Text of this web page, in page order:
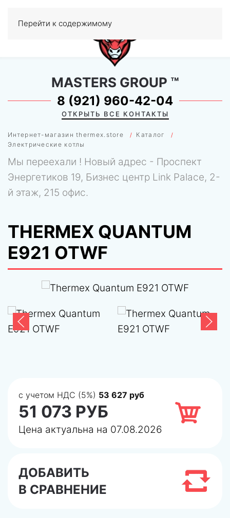
Перейти к содержимому
0
Интернет-магазин thermex.store
Каталог
Электрические котлы
MASTERS GROUP ™
8 (921) 960-42-04
ОТКРЫТЬ ВСЕ КОНТАКТЫ
Мы переехали ! Новый адрес - Проспект
Энергетиков 19, Бизнес центр Link Palace, 2-
й этаж, 215 офис.
THERMEX QUANTUM
E921 OTWF
с учетом НДС (5%) 53 627 руб
51 073 РУБ
Цена актуальна на 07.08.2026
ДОБАВИТЬ
В СРАВНЕНИЕ